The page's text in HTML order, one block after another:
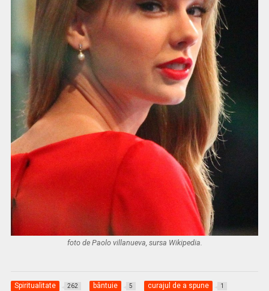
foto de Paolo villanueva, sursa Wikipedia.
Spiritualitate 262 bântuie 5 curajul de a spune 1